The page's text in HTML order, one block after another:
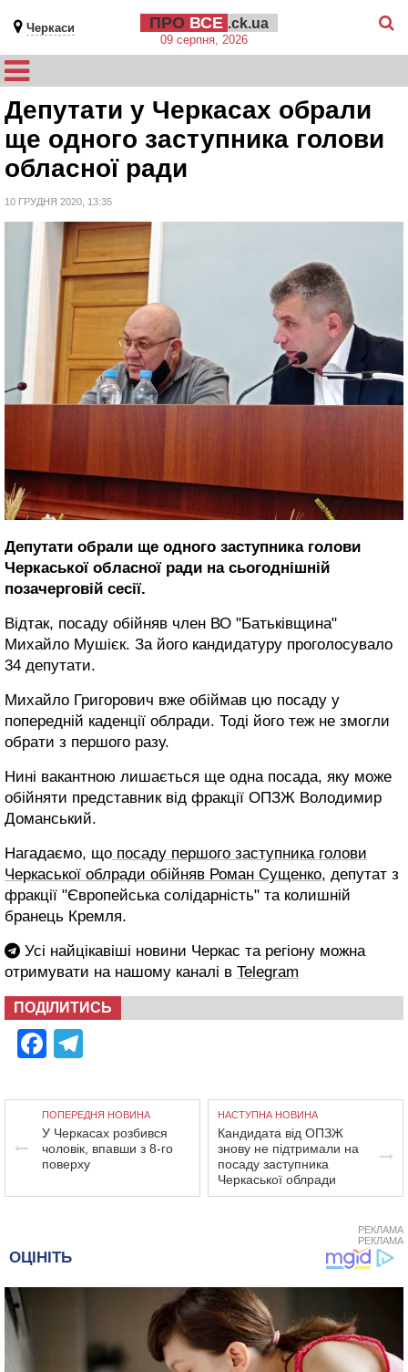
Черкаси ПРО ВСЕ .ck.ua
09 серпня, 2026
Депутати у Черкасах обрали
ще одного заступника голови
обласної ради
10 ГРУДНЯ 2020, 13:35
Депутати обрали ще одного заступника голови
Черкаської обласної ради на сьогоднішній
позачерговій сесії.
Відтак, посаду обійняв член ВО "Батьківщина"
Михайло Мушієк. За його кандидатуру проголосувало
34 депутати.
Михайло Григорович вже обіймав цю посаду у
попередній каденції облради. Тоді його теж не змогли
обрати з першого разу.
Нині вакантною лишається ще одна посада, яку може
обійняти представник від фракції ОПЗЖ Володимир
Доманський.
Нагадаємо, що посаду першого заступника голови
Черкаської облради обійняв Роман Сущенко, депутат з
фракції "Європейська солідарність" та колишній
бранець Кремля.
Усі найцікавіші новини Черкас та регіону можна
отримувати на нашому каналі в Telegram
ПОДІЛИТИСЬ
Facebook
ПОПЕРЕДНЯ НОВИНА
У Черкасах розбився
чоловік, впавши з 8-го
поверху
НАСТУПНА НОВИНА
Кандидата від ОПЗЖ
знову не підтримали на
посаду заступника
Черкаської облради
РЕКЛАМА
РЕКЛАМА